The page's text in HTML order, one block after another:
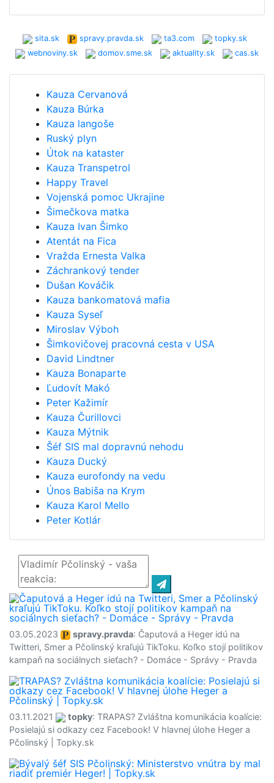
sita.sk spravy.pravda.sk ta3.com
topky.sk
webnoviny.sk
domov.sme.sk aktuality.sk cas.sk
Kauza Cervanová
Kauza Búrka
Kauza langoše
Ruský plyn
Útok na kataster
Kauza Transpetrol
Happy Travel
Vojenská pomoc Ukrajine
Šimečkova matka
Kauza Ivan Šimko
Atentát na Fica
Vražda Ernesta Valka
Záchrankový tender
Dušan Kováčik
Kauza bankomatová mafia
Kauza Syseľ
Miroslav Výboh
Šimkovičovej pracovná cesta v USA
David Lindtner
Kauza Bonaparte
Ľudovít Makó
Peter Kažimír
Kauza Čurillovci
Kauza Mýtnik
Šéf SIS mal dopravnú nehodu
Kauza Ducký
Kauza eurofondy na vedu
Únos Babiša na Krym
Kauza Karol Mello
Peter Kotlár
03.05.2023 spravy.pravda: Čaputová a Heger idú na
Twitteri, Smer a Pčolinský kraľujú TikToku. Koľko stojí politikov
kampaň na sociálnych sieťach? - Domáce - Správy - Pravda
03.11.2021 topky: TRAPAS? Zvláštna komunikácia koalície:
Posielajú si odkazy cez Facebook! V hlavnej úlohe Heger a
Pčolinský | Topky.sk